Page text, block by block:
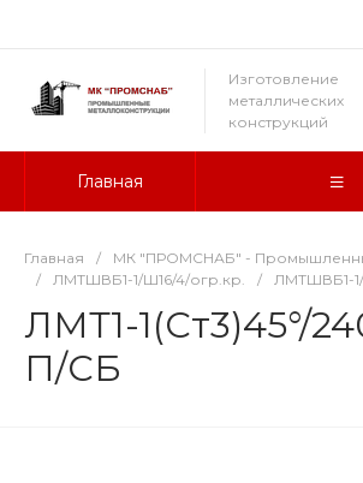
Изготовление
металлических
конструкций
Главная
Главная / МК "ПРОМСНАБ" -
/
ЛМТШВБ1-1/Ш16/4/огр.кр. / ЛМТШВБ1-
ЛМТ1-1(Ст3)45°/
П/СБ